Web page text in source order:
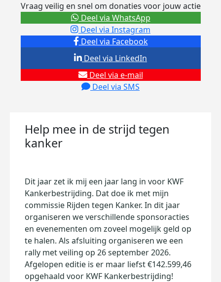
Vraag veilig en snel om donaties voor jouw actie
Deel via Facebook
Deel via Instagram
Deel via e-mail
Deel via SMS
Deel via LinkedIn
Deel via WhatsApp
Help mee in de strijd tegen
kanker
Dit jaar zet ik mij een jaar lang in voor KWF
Kankerbestrijding. Dat doe ik met mijn
commissie Rijden tegen Kanker. In dit jaar
organiseren we verschillende sponsoracties
en evenementen om zoveel mogelijk geld op
te halen. Als afsluiting organiseren we een
rally met veiling op 26 september 2026.
Afgelopen editie is er maar liefst €142.599,46
opgehaald voor KWF Kankerbestrijding!